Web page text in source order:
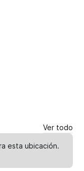
Ver todo
esta ubicación.